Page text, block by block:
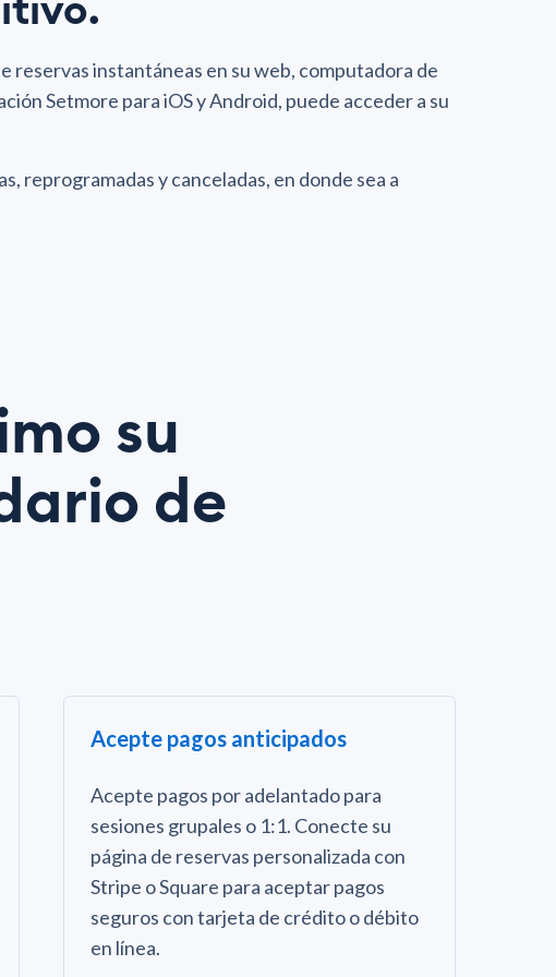
instantáneas en su web, computadora de
Setmore para iOS y Android, puede acceder a su
reprogramadas y canceladas, en donde sea a
su
de
Acepte pagos anticipados
Acepte pagos por adelantado para
sesiones grupales o 1:1. Conecte su
página de reservas personalizada con
Stripe o Square para aceptar pagos
seguros con tarjeta de crédito o débito
en línea.